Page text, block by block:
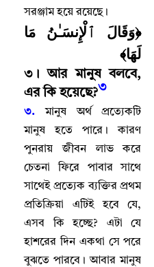
সরঞ্জাম হয়ে রয়েছে।
﴿وَقَالَ ٱلْإِنسَـٰنُ مَا
لَهَا﴾
৩ । আর মানুষ বলবে,
এর কি হয়েছে?৩
৩. মানুষ অর্থ প্রত্যেকটি
মানুষ হতে পারে । কারণ
পুনরায় জীবন লাভ করে
চেতনা ফিরে পাবার সাথে
সাথেই প্রত্যেক ব্যক্তির প্রথম
প্রতিক্রিয়া এটিই হবে যে,
এসব কি হচ্ছে? এটা যে
হাশরের দিন একথা সে পরে
বুঝতে পারবে । আবার মানুষ